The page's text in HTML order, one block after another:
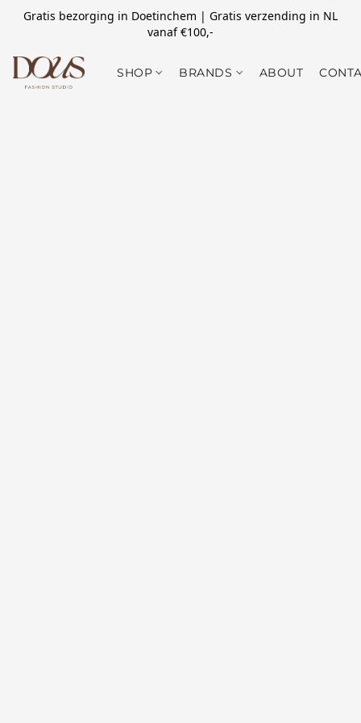
Gratis bezorging in Doetinchem | Gratis verzending in NL
vanaf €100,-
SHOP BRANDS ABOUT